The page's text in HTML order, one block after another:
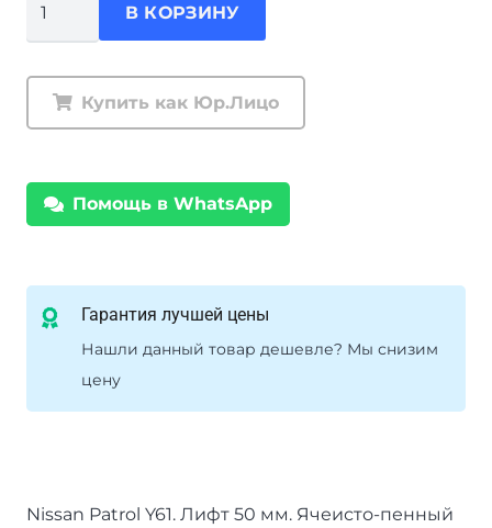
Foam
Cell
Nissan
Patrol/Safari
мм
В КОРЗИНУ
Купить как Юр.Лицо
Помощь в WhatsApp
Гарантия лучшей цены
Нашли данный товар дешевле? Мы снизим
цену
Nissan Patrol Y61. Лифт 50 мм. Ячеисто-пенный